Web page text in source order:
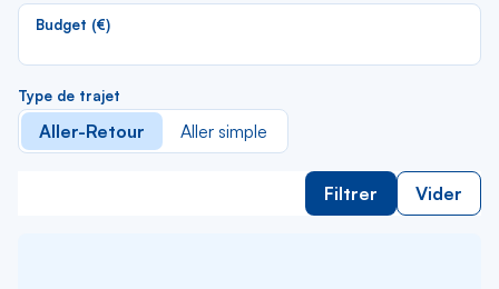
Budget (€)
Type de trajet
Aller-Retour Aller simple
Filtrer Vider